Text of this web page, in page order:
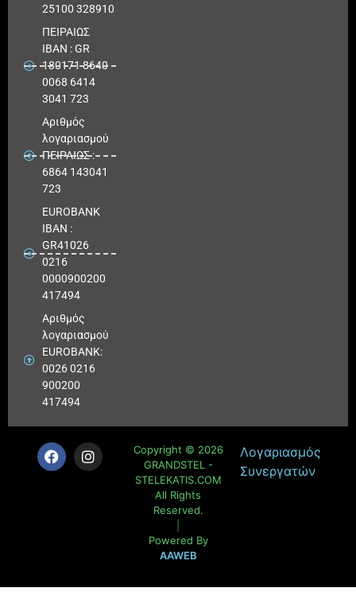
25100 328910
ΠΕΙΡΑΙΩΣ
IBAN : GR
180171 8640
0068 6414
3041 723
Αριθμός
λογαριασμού
ΠΕΙΡΑΙΩΣ :
6864 143041
723
EUROBANK
IBAN :
GR41026
0216
0000900200
417494
Αριθμός
λογαριασμού
EUROBANK:
0026 0216
900200
417494
Copyright © 2026
GRANDSTEL -
STELEKATIS.COM
All Rights
Reserved.
Powered By
AAWEB
Λογαριασμός
Συνεργατών